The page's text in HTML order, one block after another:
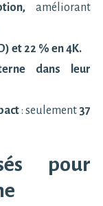
améliorant
et 22 % en 4K.
dans leur
: seulement 37
pour